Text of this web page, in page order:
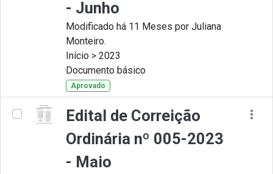
- Junho
Modificado há 11 Meses por Juliana
Monteiro.
Início > 2023
Documento básico
Aprovado
Edital de Correição
Ordinária nº 005-2023
- Maio